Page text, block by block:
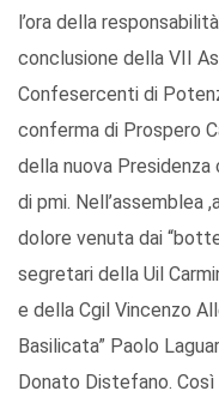
l’ora della
conclusione della VII
Confesercenti di
conferma di Prospero
della nuova
di pmi. Nell’assemblea
dolore venuta dai
segretari della Uil
e della Cgil Vincenzo
Basilicata” Paolo
Donato Distefano.